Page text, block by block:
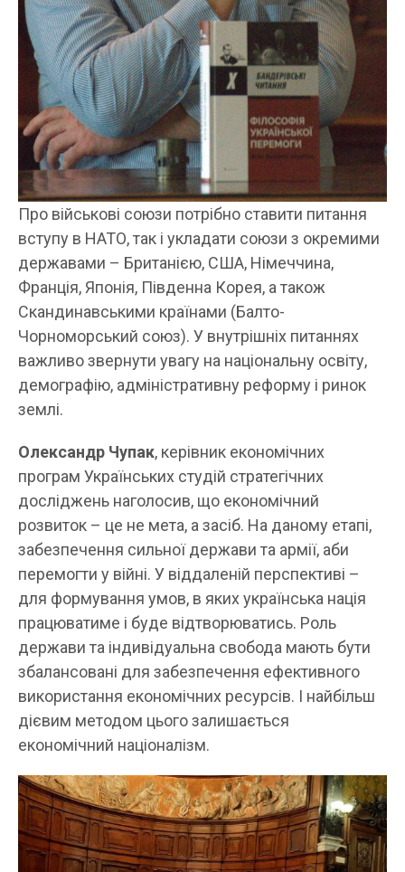
Про військові союзи потрібно ставити питання
вступу в НАТО, так і укладати союзи з окремими
державами – Британією, США, Німеччина,
Франція, Японія, Південна Корея, а також
Скандинавськими країнами (Балто-
Чорноморський союз). У внутрішніх питаннях
важливо звернути увагу на національну освіту,
демографію, адміністративну реформу і ринок
землі.
Олександр Чупак, керівник економічних
програм Українських студій стратегічних
досліджень наголосив, що економічний
розвиток – це не мета, а засіб. На даному етапі,
забезпечення сильної держави та армії, аби
перемогти у війні. У віддаленій перспективі –
для формування умов, в яких українська нація
працюватиме і буде відтворюватись. Роль
держави та індивідуальна свобода мають бути
збалансовані для забезпечення ефективного
використання економічних ресурсів. І найбільш
дієвим методом цього залишається
економічний націоналізм.